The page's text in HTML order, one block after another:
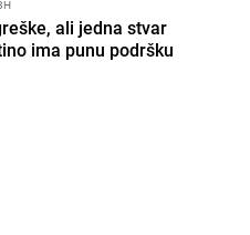
ali jedna stvar
ima punu podršku